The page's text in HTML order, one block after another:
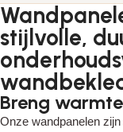
stijlvolle,
Breng
Onze wandpanelen